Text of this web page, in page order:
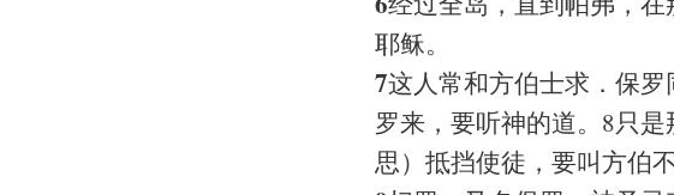
耶稣。
7这人常和方伯士求．保
罗来，要听神的道。8只
思）抵挡使徒，要叫方伯不